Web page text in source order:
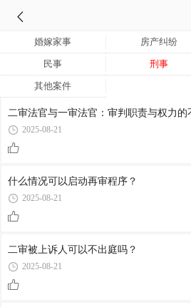
婚嫁家事 房产纠纷
民事 刑事
其他案件
二审法官与一审法官：审判职责与权力的
2025-08-21
什么情况可以启动再审程序？
2025-08-21
二审被上诉人可以不出庭吗？
2025-08-21